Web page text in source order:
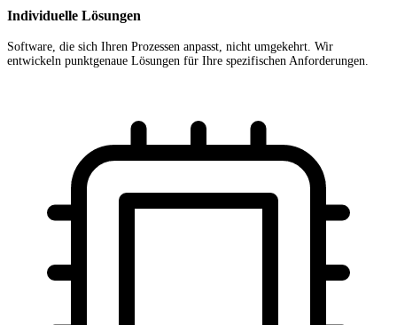
Individuelle Lösungen
Software, die sich Ihren Prozessen anpasst, nicht umgekehrt. Wir
entwickeln punktgenaue Lösungen für Ihre spezifischen Anforderungen.